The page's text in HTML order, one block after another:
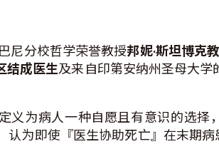
尼分校哲学荣誉教授邦妮·斯坦博克
结成医生及来自印第安纳州圣母大学
义为病人一种自愿且有意识的选择
为即使『医生协助死亡』在末期